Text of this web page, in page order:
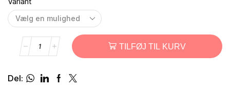
TILFØJ TIL KURV
Del: